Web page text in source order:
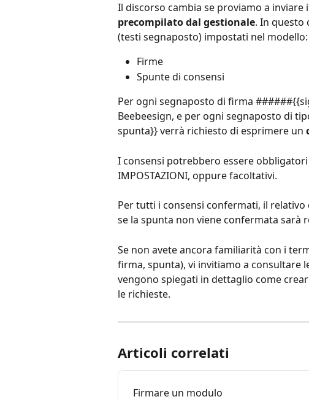
Il discorso cambia se proviamo a inviare
precompilato dal gestionale. In questo
(testi segnaposto) impostati nel modello:
Firme
Spunte di consensi
Per ogni segnaposto di firma
Beebeesign, e per ogni segnaposto di
spunta}} verrà richiesto di esprimere un
I consensi potrebbero essere obbligatori
IMPOSTAZIONI, oppure facoltativi.
Per tutti i consensi confermati, il
se la spunta non viene confermata sarà
Se non avete ancora familiarità con i
firma, spunta), vi invitiamo a consultare
vengono spiegati in dettaglio come
le richieste.
Articoli correlati
Firmare un modulo